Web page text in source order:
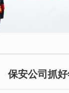
保安公司抓